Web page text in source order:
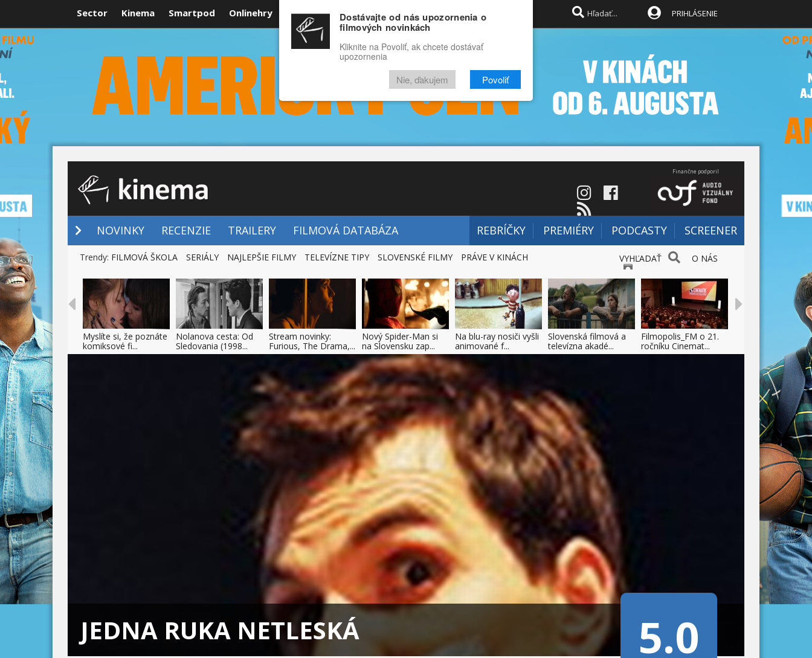
Sector Kinema Smartpod Onlinehry Rozprávky Funny Docu
RECENZIE VIDEÁ FILMY
PRIHLÁSENIE
Finančne podporil
NOVINKY RECENZIE TRAILERY FILMOVÁ DATABÁZA REBRÍČKY PREMIÉRY PODCASTY SCREENER
VYHĽADAŤ O NÁS
Trendy: FILMOVÁ ŠKOLA SERIÁLY NAJLEPŠIE FILMY TELEVÍZNE TIPY SLOVENSKÉ FILMY PRÁVE V KINÁCH
Myslíte si, že poznáte
komiksové fi...
Nolanova cesta: Od
Sledovania (1998...
Stream novinky:
Furious, The Drama,...
Nový Spider-Man si
na Slovensku zap...
Na blu-ray nosiči vyšli
animované f...
Slovenská filmová a
televízna akadé...
Filmopolis_FM o 21.
ročníku Cinemat...
JEDNA RUKA NETLESKÁ 5.0
Dostávajte od nás upozornenia o
filmových novinkách
Kliknite na Povoliť, ak chcete dostávať
upozornenia
Nie, ďakujem Povoliť